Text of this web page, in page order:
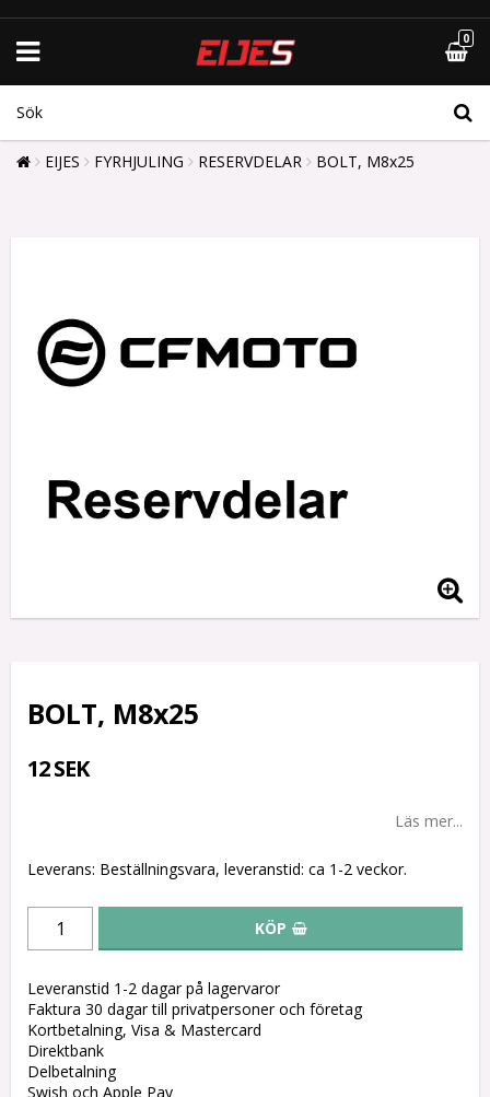
0
EIJES FYRHJULING RESERVDELAR BOLT, M8x25
BOLT, M8x25
12 SEK
Läs mer...
Leverans: Beställningsvara, leveranstid: ca 1-2 veckor.
KÖP
Leveranstid 1-2 dagar på lagervaror
Faktura 30 dagar till privatpersoner och företag
Kortbetalning, Visa & Mastercard
Direktbank
Delbetalning
Swish och Apple Pay